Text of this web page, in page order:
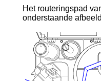
Het routeringspad
onderstaande